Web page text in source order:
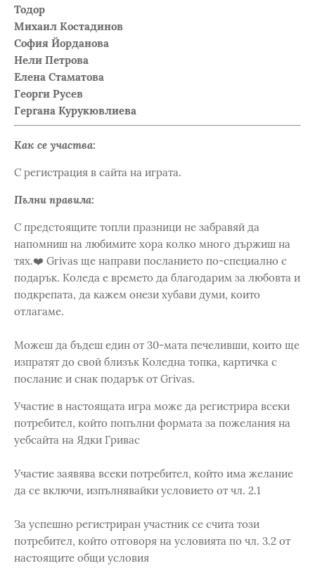
Тодор
Михаил Костадинов
София Йорданова
Нели Петрова
Елена Стаматова
Георги Русев
Гергана Курукювлиева
Как се участва:
С регистрация в сайта на играта.
Пълни правила:
С предстоящите топли празници не забравяй да
напомниш на любимите хора колко много държиш на
тях.❤️ Grivas ще направи посланието по-специално с
подарък. Коледа е времето да благодарим за любовта и
подкрепата, да кажем онези хубави думи, които
отлагаме.
Можеш да бъдеш един от 30-мата печеливши, които ще
изпратят до свой близък Коледна топка, картичка с
послание и снак подарък от Grivas.
Участие в настоящата игра може да регистрира всеки
потребител, който попълни формата за пожелания на
уебсайта на Ядки Гривас
Участие заявява всеки потребител, който има желание
да се включи, изпълнявайки условието от чл. 2.1
За успешно регистриран участник се счита този
потребител, който отговоря на условията по чл. 3.2 от
настоящите общи условия